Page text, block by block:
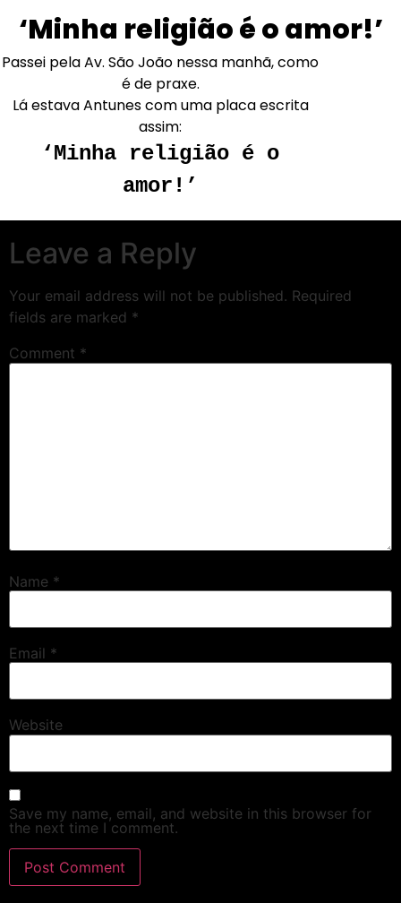
‘Minha religião é o amor!’
Passei pela Av. São João nessa manhã, como
é de praxe.
Lá estava Antunes com uma placa escrita
assim:
‘Minha religião é o
amor!’
Leave a Reply
Your email address will not be published. Required
fields are marked *
Comment *
Name *
Email *
Website
Save my name, email, and website in this browser for
the next time I comment.